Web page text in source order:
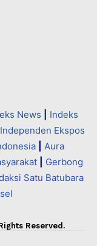
News
Indeks
Independen Ekspos
Aura
Gerbong
Satu Batubara
Reserved.